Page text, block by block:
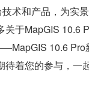
术和产品，为实
于MapGIS 10.6
10.6 Pro
着您的参与，一